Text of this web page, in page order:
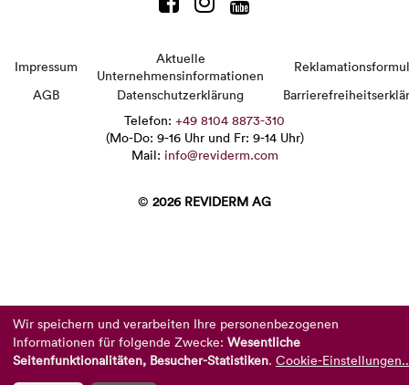
© 2026 REVIDERM AG
Impressum
Aktuelle
Unternehmensinformationen
AGB
Datenschutzerklärung
Telefon: +49 8104 8873-310
(Mo-Do: 9-16 Uhr und Fr: 9-14 Uhr)
Mail: info@reviderm.com
Wir speichern und verarbeiten Ihre personenbezogenen
Informationen für folgende Zwecke: Wesentliche
Seitenfunktionalitäten, Besucher-Statistiken. Cookie-